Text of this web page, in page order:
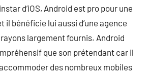
d’iOS, Android est pro pour une
bénéficie lui aussi d’une agence
largement fournis. Android
que son prétendant car il
des nombreux mobiles